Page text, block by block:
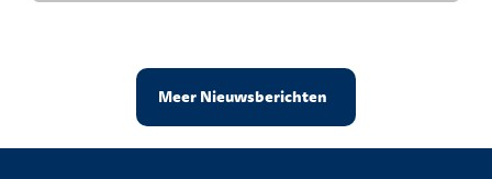
Meer Nieuwsberichten